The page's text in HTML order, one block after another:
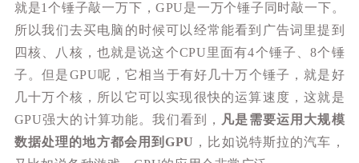
就是1个锤子敲一万下，GPU是一万个锤子同时敲一下。
所以我们去买电脑的时候可以经常能看到广告词里提到
四核、八核，也就是说这个CPU里面有4个锤子、8个锤
子。但是GPU呢，它相当于有好几十万个锤子，就是好
几十万个核，所以它可以实现很快的运算速度，这就是
GPU强大的计算功能。我们看到，
凡是需要运用大规模
数据处理的地方都会用到GPU ，比如说特斯拉的汽车，